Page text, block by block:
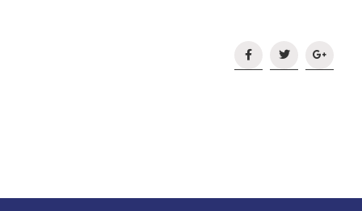
Réunions Diagnostic de Territoire – Lunel